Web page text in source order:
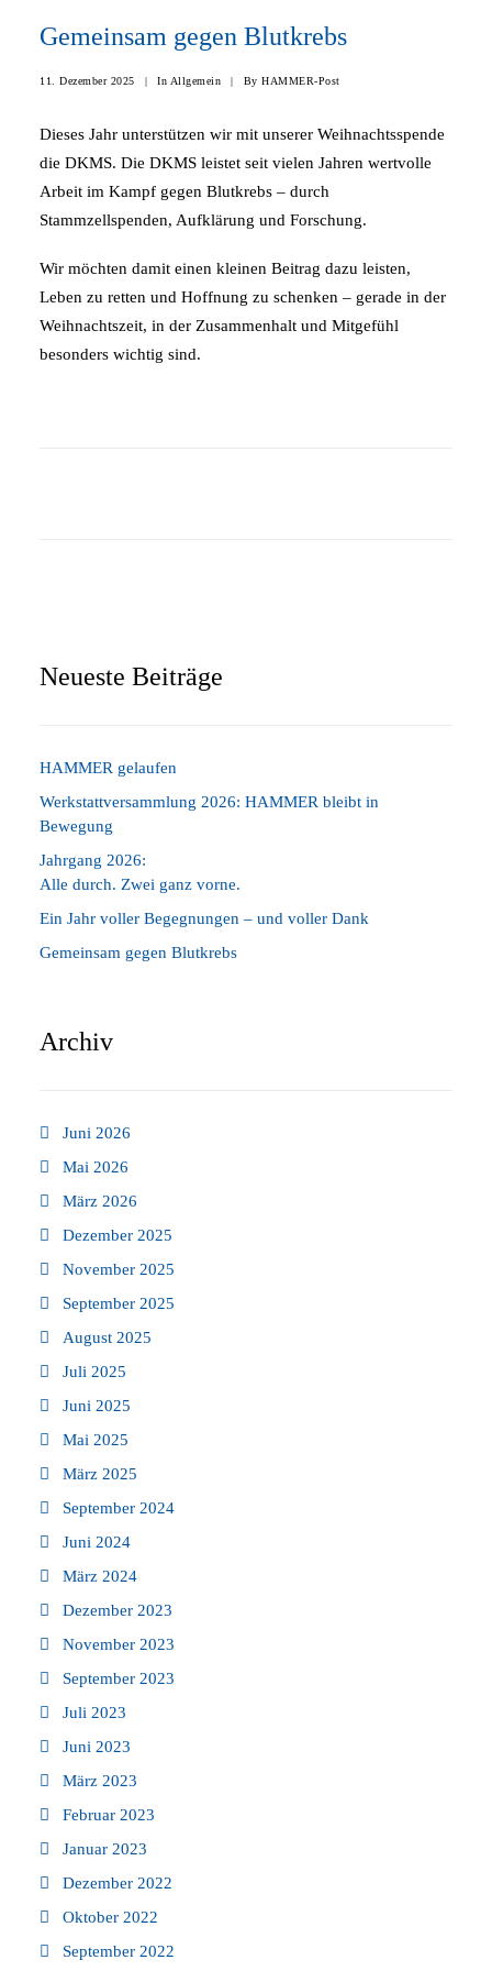
Gemeinsam gegen Blutkrebs
11. Dezember 2025 | In Allgemein | By HAMMER-Post
Dieses Jahr unterstützen wir mit unserer Weihnachtsspende
die DKMS. Die DKMS leistet seit vielen Jahren wertvolle
Arbeit im Kampf gegen Blutkrebs – durch
Stammzellspenden, Aufklärung und Forschung.
Wir möchten damit einen kleinen Beitrag dazu leisten,
Leben zu retten und Hoffnung zu schenken – gerade in der
Weihnachtszeit, in der Zusammenhalt und Mitgefühl
besonders wichtig sind.
Neueste Beiträge
HAMMER gelaufen
Werkstattversammlung 2026: HAMMER bleibt in
Bewegung
Jahrgang 2026:
Alle durch. Zwei ganz vorne.
Ein Jahr voller Begegnungen – und voller Dank
Gemeinsam gegen Blutkrebs
Archiv
Juni 2026
Mai 2026
März 2026
Dezember 2025
November 2025
September 2025
August 2025
Juli 2025
Juni 2025
Mai 2025
März 2025
September 2024
Juni 2024
März 2024
Dezember 2023
November 2023
September 2023
Juli 2023
Juni 2023
März 2023
Februar 2023
Januar 2023
Dezember 2022
Oktober 2022
September 2022